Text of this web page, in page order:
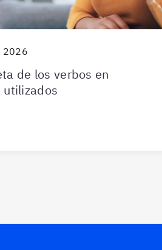
2026
de los verbos en
utilizados